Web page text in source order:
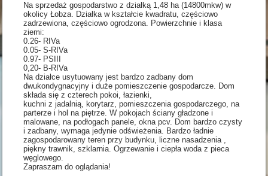
Na sprzedaż gospodarstwo z działką 1,48 ha (14800mkw) w
okolicy Łobza. Działka w kształcie kwadratu, częściowo
zadrzewiona, częściowo ogrodzona. Powierzchnie i klasa
ziemi:
0.26- RIVa
0.05- S-RIVa
0.97- PSIII
0,20- B-RIVa
Na działce usytuowany jest bardzo zadbany dom
dwukondygnacyjny i duże pomieszczenie gospodarcze. Dom
składa się z czterech pokoi, łazienki,
kuchni z jadalnią, korytarz, pomieszczenia gospodarczego, na
parterze i hol na piętrze. W pokojach ściany gładzone i
malowane, na podłogach panele, okna pcv. Dom bardzo czysty
i zadbany, wymaga jedynie odświeżenia. Bardzo ładnie
zagospodarowany teren przy budynku, liczne nasadzenia ,
piękny trawnik, szklarnia. Ogrzewanie i ciepła woda z pieca
węglowego.
Zapraszam do oglądania!